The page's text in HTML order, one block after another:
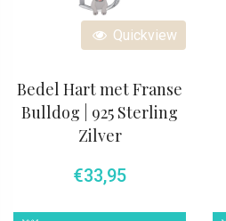
Quickview
Bedel Hart met Franse
Bulldog | 925 Sterling
Zilver
€33,95